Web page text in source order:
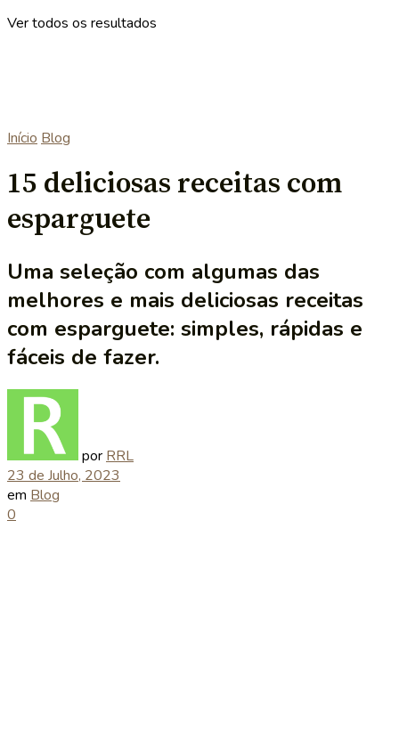
Ver todos os resultados
Início Blog
15 deliciosas receitas com
esparguete
Uma seleção com algumas das
melhores e mais deliciosas receitas
com esparguete: simples, rápidas e
fáceis de fazer.
por RRL
23 de Julho, 2023
em Blog
0